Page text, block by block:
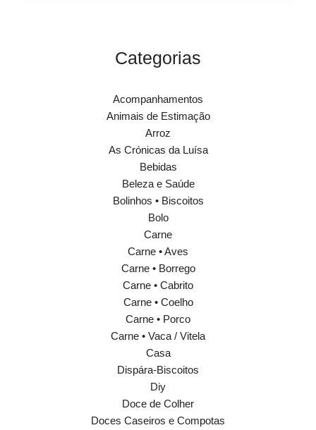
Categorias
Acompanhamentos
Animais de Estimação
Arroz
As Crónicas da Luísa
Bebidas
Beleza e Saúde
Bolinhos • Biscoitos
Bolo
Carne
Carne • Aves
Carne • Borrego
Carne • Cabrito
Carne • Coelho
Carne • Porco
Carne • Vaca / Vitela
Casa
Dispára-Biscoitos
Diy
Doce de Colher
Doces Caseiros e Compotas